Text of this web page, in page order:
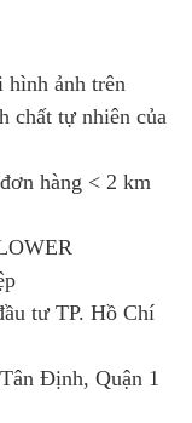
hình ảnh trên
chất tự nhiên của
hàng < 2 km
tư TP. Hồ Chí
Định, Quận 1